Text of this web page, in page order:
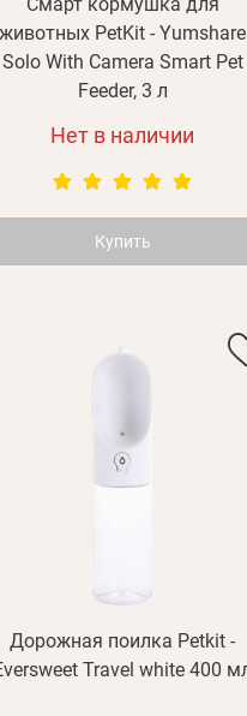
животных PetKit - Yumshare
Solo With Camera Smart Pet
Feeder, 3 л
Нет в наличии
Купить
Дорожная поилка Petkit -
Travel white 400